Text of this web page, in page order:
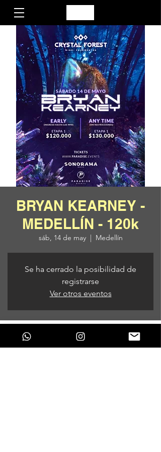
BRYAN KEARNEY -
MEDELLÍN - 120k
sáb, 14 de may
  |
Medellín
Se ha cerrado la posibilidad de
registrarse
Ver otros eventos
Horario y ubicación